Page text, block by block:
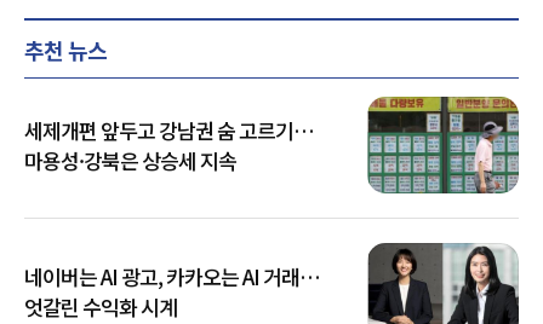
추천 뉴스
세제개편 앞두고 강남권 숨 고르기…
마용성·강북은 상승세 지속
네이버는 AI 광고, 카카오는 AI 거래…
엇갈린 수익화 시계